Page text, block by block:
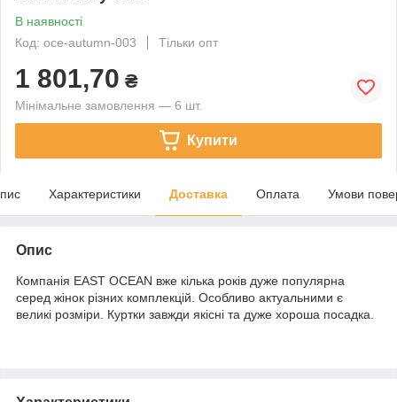
В наявності
Код: oce-autumn-003
Тільки опт
1 801,70 ₴
Мінімальне замовлення — 6 шт.
Купити
Характеристики Доставка Оплата Умови
Опис
Компанія EAST OCEAN вже кілька років дуже популярна
серед жінок різних комплекцій. Особливо актуальними є
великі розміри. Куртки завжди якісні та дуже хороша посадка.